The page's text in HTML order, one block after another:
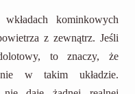
kominkowych
z zewnątrz. Jeśli
to znaczy, że
w takim układzie.